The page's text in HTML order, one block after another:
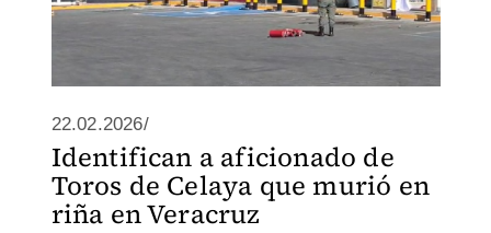
22.02.2026/
Identifican a aficionado de
Toros de Celaya que murió en
riña en Veracruz